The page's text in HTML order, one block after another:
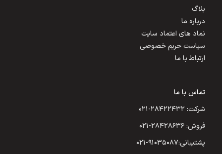
بلاگ
درباره ما
نماد های اعتماد سایت
سیاست حریم خصوصی
ارتباط با ما
تماس با ما
شرکت: ۲۸۴۲۲۴۳۲-۰۲۱
فروش: ۲۸۴۲۸۶۳۶-۰۲۱
پشتیبانی:۹۱۰۳۵۰۸۷-۰۲۱